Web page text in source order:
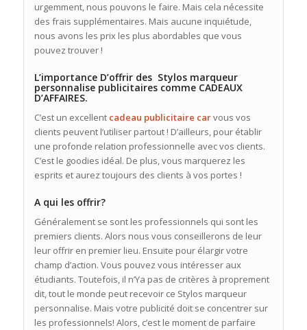
urgemment, nous pouvons le faire. Mais cela nécessite
des frais supplémentaires. Mais aucune inquiétude,
nous avons les prix les plus abordables que vous
pouvez trouver !
L’importance D’offrir des Stylos marqueur
personnalise publicitaires comme CADEAUX
D’AFFAIRES.
C’est un excellent cadeau publicitaire carvous vos
clients peuvent l’utiliser partout ! D’ailleurs, pour établir
une profonde relation professionnelle avec vos clients.
C’est le goodies idéal. De plus, vous marquerez les
esprits et aurez toujours des clients à vos portes !
A qui les offrir?
Généralement se sont les professionnels qui sont les
premiers clients. Alors nous vous conseillerons de leur
leur offrir en premier lieu. Ensuite pour élargir votre
champ d’action. Vous pouvez vous intéresser aux
étudiants. Toutefois, il n’Ya pas de critères à proprement
dit, tout le monde peut recevoir ce Stylos marqueur
personnalise. Mais votre publicité doit se concentrer sur
les professionnels! Alors, c’est le moment de parfaire